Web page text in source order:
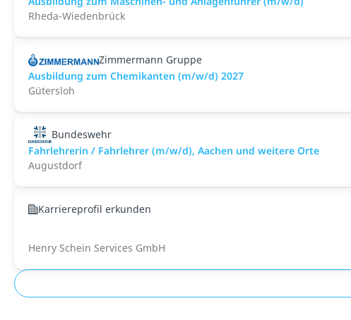
Rheda-Wiedenbrück
Zimmermann Gruppe
Ausbildung zum Chemikanten (m/w/d) 2027
Gütersloh
Bundeswehr
Fahrlehrerin / Fahrlehrer (m/w/d), Aachen und weitere Orte
Augustdorf
Karriereprofil erkunden
Henry Schein Services GmbH